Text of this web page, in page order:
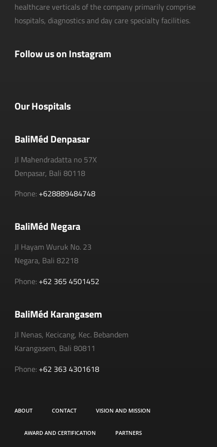
healthcare verticals of the company primarily comprise
hospitals, diagnostics and day care specialty facilities.
Follow us on Instagram
Our Hospitals
BaliMéd Denpasar
Jl Mahendradatta no 57X
Denpasar, Bali 80118
Phone: +628889484748
BaliMéd Negara
Jl Hayam Wuruk No. 23
Negara, Bali 82218
Phone: +62 365 4501452
BaliMéd Karangasem
Jl Nenas, Kecicang, Kec. Bebandem
Karangasem, Bali 80811
Phone: +62 363 4301618
ABOUT CONTACT VISION AND MISSION
AWARD AND CERTIFICATION PARTNERS